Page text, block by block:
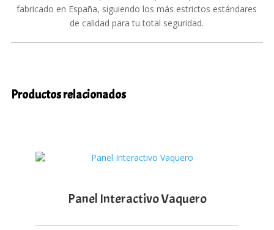
fabricado en España, siguiendo los más estrictos estándares
de calidad para tu total seguridad.
Productos relacionados
Panel Interactivo Vaquero